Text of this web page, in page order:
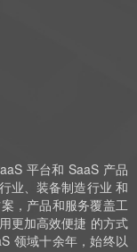
平台和 SaaS 产品
业、装备制造行业 和
，产品和服务覆盖工
更加高效便捷 的方式
领域十余年，始终以